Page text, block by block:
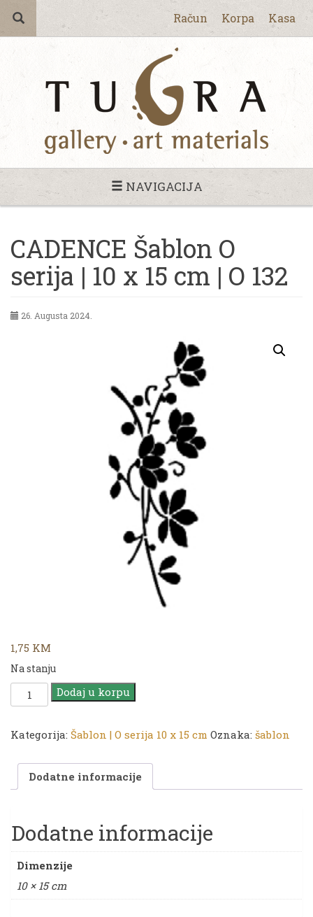
Račun Korpa Kasa
NAVIGACIJA
CADENCE Šablon O
serija | 10 x 15 cm | O 132
26. Augusta 2024.
1,75 KM
Na stanju
CADENCE
Šablon
serija
10
15
O
132
količina
Dodaj u korpu
Kategorija: Šablon | O serija 10 x 15 cm Oznaka: šablon
Dodatne informacije
Dodatne informacije
Dimenzije
10 × 15 cm